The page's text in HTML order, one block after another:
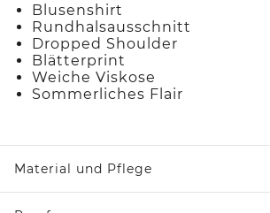
Blusenshirt
Rundhalsausschnitt
Dropped Shoulder
Blätterprint
Weiche Viskose
Sommerliches Flair
Material und Pflege